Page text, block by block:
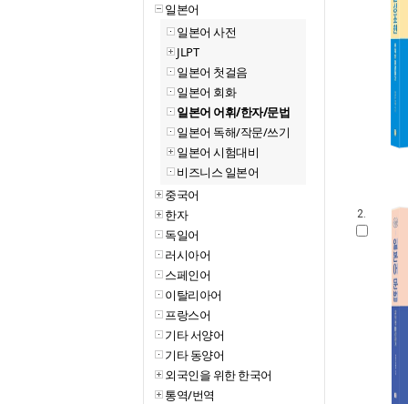
일본어
일본어 사전
JLPT
일본어 첫걸음
일본어 회화
일본어 어휘/한자/문법
일본어 독해/작문/쓰기
일본어 시험대비
비즈니스 일본어
중국어
한자
독일어
러시아어
스페인어
이탈리아어
프랑스어
기타 서양어
기타 동양어
외국인을 위한 한국어
통역/번역
2.